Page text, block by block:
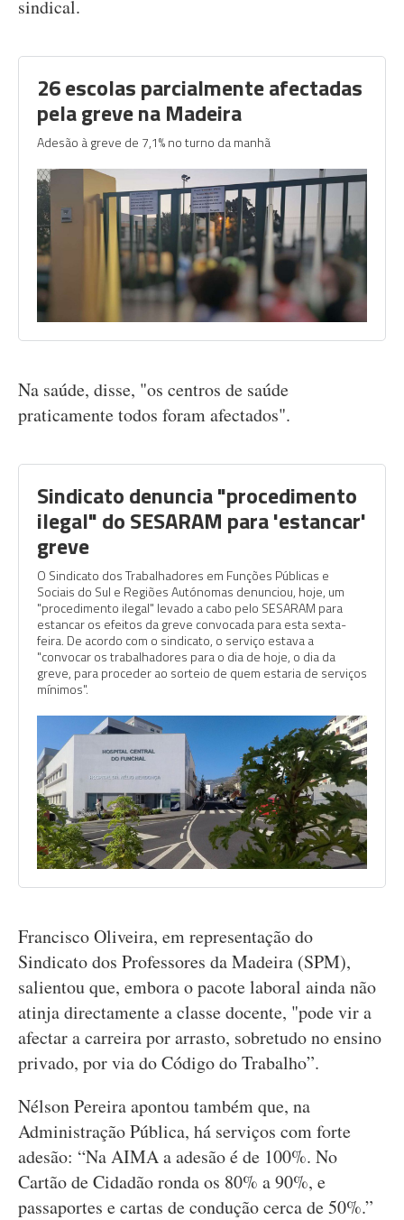
sindical.
26 escolas parcialmente afectadas
pela greve na Madeira
Adesão à greve de 7,1% no turno da manhã
Na saúde, disse, "os centros de saúde
praticamente todos foram afectados".
Sindicato denuncia "procedimento
ilegal" do SESARAM para 'estancar'
greve
O Sindicato dos Trabalhadores em Funções Públicas e
Sociais do Sul e Regiões Autónomas denunciou, hoje, um
"procedimento ilegal" levado a cabo pelo SESARAM para
estancar os efeitos da greve convocada para esta sexta-
feira. De acordo com o sindicato, o serviço estava a
"convocar os trabalhadores para o dia de hoje, o dia da
greve, para proceder ao sorteio de quem estaria de serviços
mínimos".
Francisco Oliveira, em representação do
Sindicato dos Professores da Madeira (SPM),
salientou que, embora o pacote laboral ainda não
atinja directamente a classe docente, "pode vir a
afectar a carreira por arrasto, sobretudo no ensino
privado, por via do Código do Trabalho”.
Nélson Pereira apontou também que, na
Administração Pública, há serviços com forte
adesão: “Na AIMA a adesão é de 100%. No
Cartão de Cidadão ronda os 80% a 90%, e
passaportes e cartas de condução cerca de 50%.”